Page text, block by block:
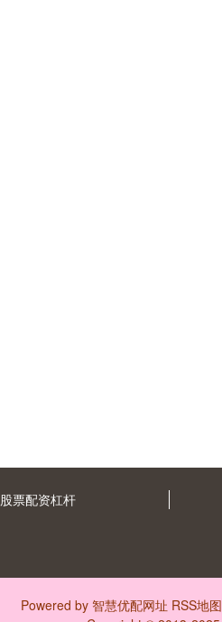
股票配资杠杆
Powered by 智慧优配网址 RSS地图